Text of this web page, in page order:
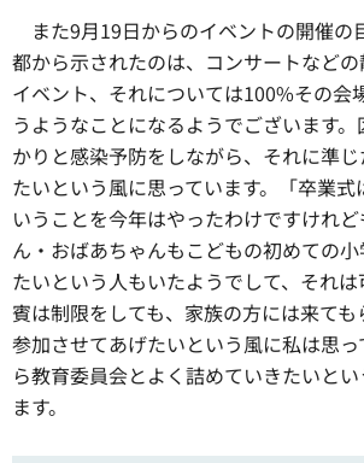
また9月19日からのイベントの開催の
都から示されたのは、コンサートなど
イベント、それについては100%その会
うようなことになるようでございます
かりと感染予防をしながら、それに準
たいという風に思っています。「卒業
いうことを今年はやったわけですけれ
ん・おばあちゃんもこどもの初めての
たいという人もいたようでして、それ
賓は制限をしても、家族の方には来て
参加させてあげたいという風に私は思
ら教育委員会とよく詰めていきたいと
ます。